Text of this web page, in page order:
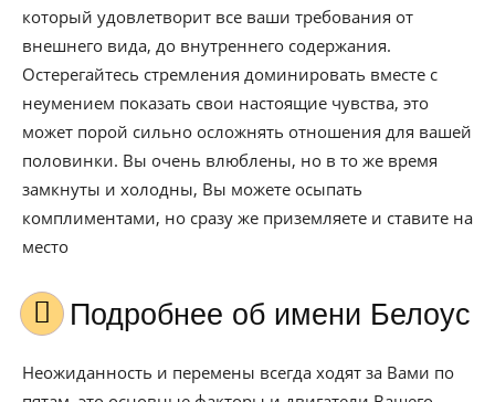
который удовлетворит все ваши требования от
внешнего вида, до внутреннего содержания.
Остерегайтесь стремления доминировать вместе с
неумением показать свои настоящие чувства, это
может порой сильно осложнять отношения для вашей
половинки. Вы очень влюблены, но в то же время
замкнуты и холодны, Вы можете осыпать
комплиментами, но сразу же приземляете и ставите на
место
Подробнее об имени Белоус
Неожиданность и перемены всегда ходят за Вами по